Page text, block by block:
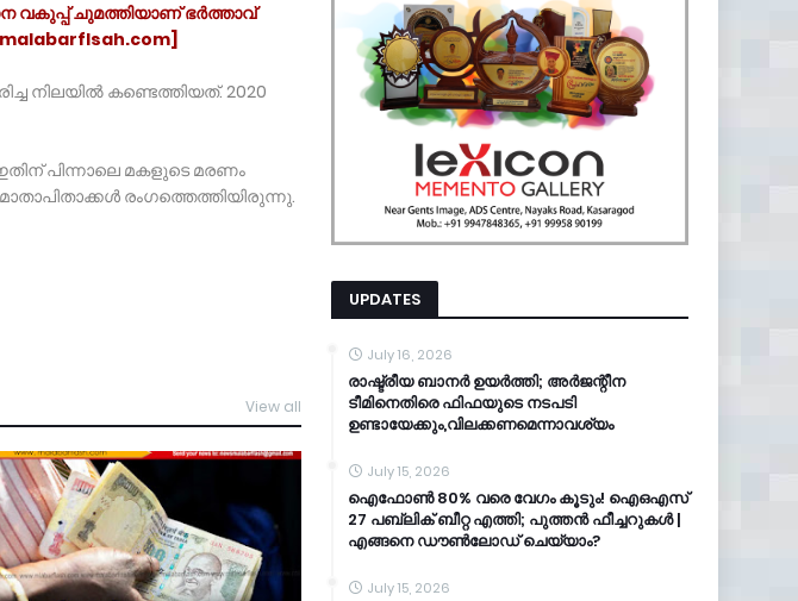
വകുപ്പ് ചുമത്തിയാണ് ഭർത്താവ്
നിലയിൽ കണ്ടെത്തിയത്. 2020
പിന്നാലെ മകളുടെ മരണം
രം​ഗത്തെത്തിയിരുന്നു.
View all
UPDATES
July 16, 2026
രാഷ്ട്രീയ ബാനർ ഉയർത്തി; അർജന്റീന
ടീമിനെതിരെ ഫിഫയുടെ നടപടി
ഉണ്ടായേക്കും,വിലക്കണമെന്നാവശ്യം
July 15, 2026
ഐഫോൺ 80% വരെ വേഗം കൂടും! ഐഒഎസ്
27 പബ്ലിക് ബീറ്റ എത്തി; പുത്തൻ ഫീച്ചറുകൾ |
എങ്ങനെ ഡൗൺലോഡ് ചെയ്യാം?
July 15, 2026